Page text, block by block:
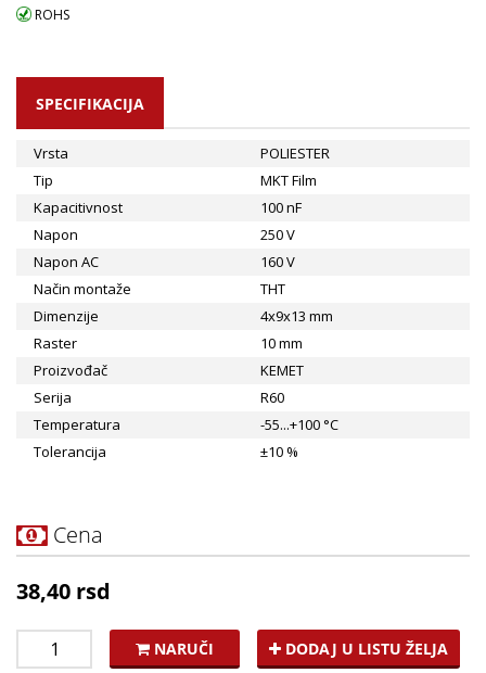
ROHS
SPECIFIKACIJA
Vrsta
POLIESTER
Tip
MKT Film
Kapacitivnost
100 nF
Napon
250 V
Napon AC
160 V
Način montaže
THT
Dimenzije
4x9x13 mm
Raster
10 mm
Proizvođač
KEMET
Serija
R60
Temperatura
-55...+100 °C
Tolerancija
±10 %
Cena
38,40 rsd
NARUČI DODAJ U LISTU ŽELJA